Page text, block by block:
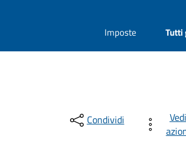
Imposte Tutti
Condividi
Vedi